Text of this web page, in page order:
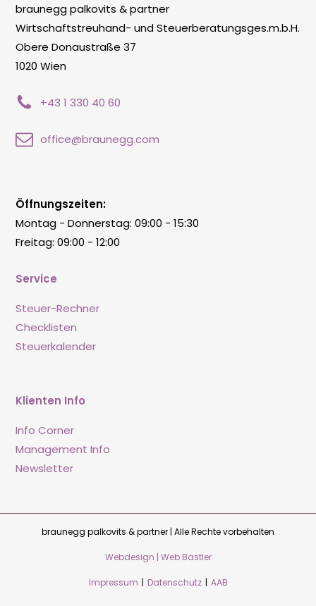
braunegg palkovits & partner
Wirtschaftstreuhand- und Steuerberatungsges.m.b.H.
Obere Donaustraße 37
1020 Wien
+43 1 330 40 60
office@braunegg.com
Service
Steuer-Rechner
Checklisten
Steuerkalender
Klienten Info
Info Corner
Management Info
Newsletter
Öffnungszeiten:
Montag - Donnerstag: 09:00 - 15:30
Freitag: 09:00 - 12:00
braunegg palkovits & partner | Alle Rechte vorbehalten
Webdesign | Web Bastler
Impressum | Datenschutz | AAB